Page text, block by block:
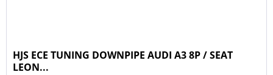
HJS ECE TUNING DOWNPIPE AUDI A3 8P / SEAT
LEON...